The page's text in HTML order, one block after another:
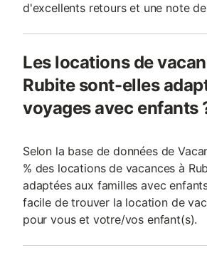
d'excellents retours et une note
Les locations de
Rubite sont-elles
voyages avec enfants
Selon la base de données de
% des locations de vacances à
adaptées aux familles avec
facile de trouver la location de
pour vous et votre/vos enfant(s).